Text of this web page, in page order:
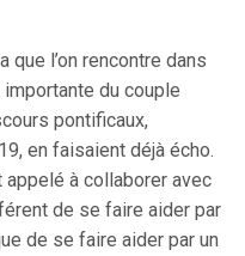
l’on rencontre dans
du couple
pontificaux,
en faisaient déjà écho.
à collaborer avec
de se faire aider par
de se faire aider par un